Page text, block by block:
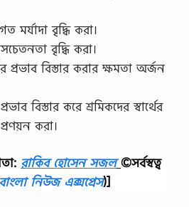
মর্যাদা বৃদ্ধি করা।
বৃদ্ধি করা।
প্রভাব বিস্তার করার ক্ষমতা অর্জন
বিস্তার করে শ্রমিকদের স্বার্থের
করা।
রাকিব হোসেন সজল ©সর্বস্বত্ব
নিউজ এক্সপ্রেস)]